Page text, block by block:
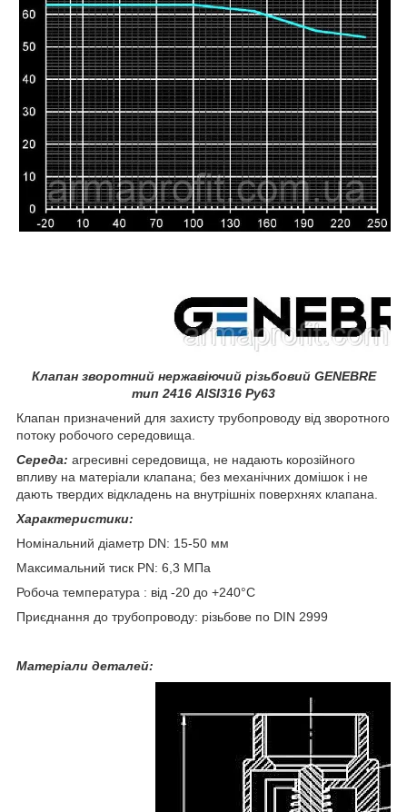
Клапан зворотний нержавіючий різьбовий GENEBRE
тип 2416 AISI316 Ру63
Клапан призначений для захисту трубопроводу від зворотного
потоку робочого середовища.
Середа: агресивні середовища, не надають корозійного
впливу на матеріали клапана; без механічних домішок і не
дають твердих відкладень на внутрішніх поверхнях клапана.
Характеристики:
Номінальний діаметр DN: 15-50 мм
Максимальний тиск PN: 6,3 МПа
Робоча температура : від -20 до +240°С
Приєднання до трубопроводу: різьбове по DIN 2999
Матеріали деталей: